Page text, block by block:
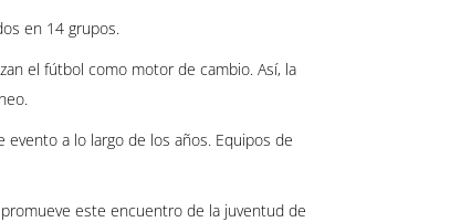
en 14 grupos.
el fútbol como motor de cambio. Así, la
a lo largo de los años. Equipos de
este encuentro de la juventud de